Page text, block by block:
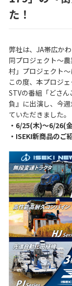
た！
弊社は、JA帯広か
同プロジェクト～
村」プロジェクト～
この度、本プロジ
STVの番組「どさ
負』に出演し、今
ていただきました。
・6/25(木)～6/26(
・ISEKI新商品のご